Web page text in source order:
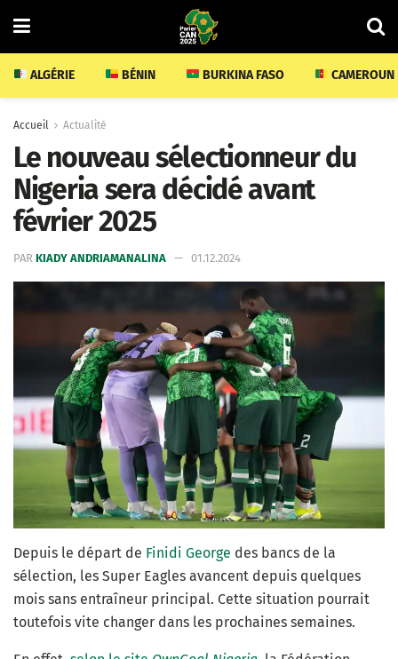
ALGÉRIE BÉNIN BURKINA FASO CAMEROUN
Accueil Actualité
Le nouveau sélectionneur du
Nigeria sera décidé avant
février 2025
PAR KIADY ANDRIAMANALINA 01.12.2024
Depuis le départ de Finidi George des bancs de la
sélection, les Super Eagles avancent depuis quelques
mois sans entraîneur principal. Cette situation pourrait
toutefois vite changer dans les prochaines semaines.